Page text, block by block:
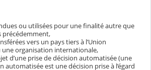
ou utilisées pour une finalité autre que
précédemment,
vers un pays tiers à l’Union
une organisation internationale,
d’une prise de décision automatisée (une
automatisée est une décision prise à l’égard